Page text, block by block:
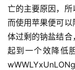
亡的主要原因，所
而使用苹果便可
体过剩的钠盐结
起到一个效降低